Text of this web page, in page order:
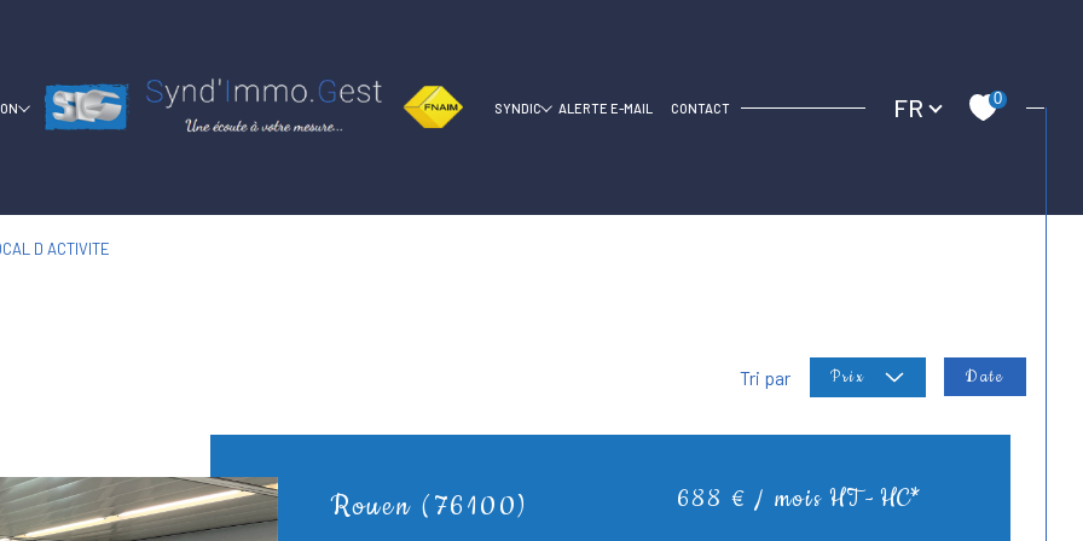
SYNDIC ALERTE E-MAIL CONTACT Langue
FR 0
D ACTIVITE
Tri par Prix Date
Rouen (76100) 688 € / mois HT - HC*